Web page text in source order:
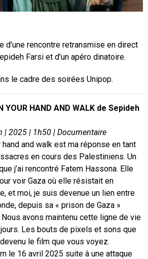
d’une rencontre retransmise en direct
Farsi et d’un apéro dinatoire.
le cadre des soirées Unipop.
YOUR HAND AND WALK de Sepideh
| 2025 | 1h50 | Documentaire
and walk est ma réponse en tant
en cours des Palestiniens. Un
j’ai rencontré Fatem Hassona. Elle
voir Gaza où elle résistait en
et moi, je suis devenue un lien entre
depuis sa « prison de Gaza »
avons maintenu cette ligne de vie
Les bouts de pixels et sons que
le film que vous voyez.
le 16 avril 2025 suite à une attaque